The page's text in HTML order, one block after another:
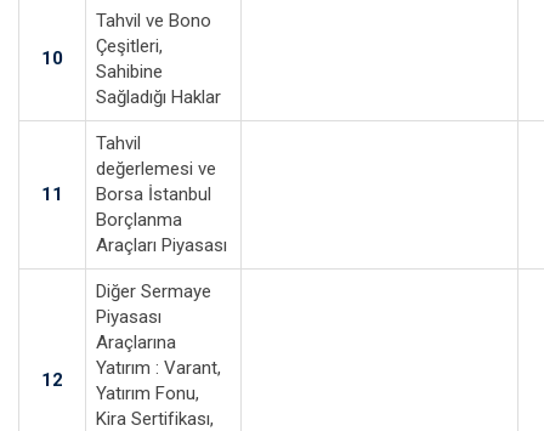
10
Tahvil ve Bono
Çeşitleri,
Sahibine
Sağladığı Haklar
11
Tahvil
değerlemesi ve
Borsa İstanbul
Borçlanma
Araçları Piyasası
12
Diğer Sermaye
Piyasası
Araçlarına
Yatırım : Varant,
Yatırım Fonu,
Kira Sertifikası,